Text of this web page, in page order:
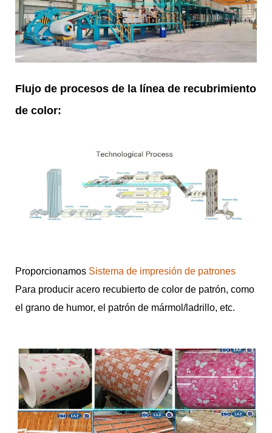
Flujo de procesos de la línea de recubrimiento
de color:
Proporcionamos Sistema de impresión de patrones
Para producir acero recubierto de color de patrón, como
el grano de humor, el patrón de mármol/ladrillo, etc.